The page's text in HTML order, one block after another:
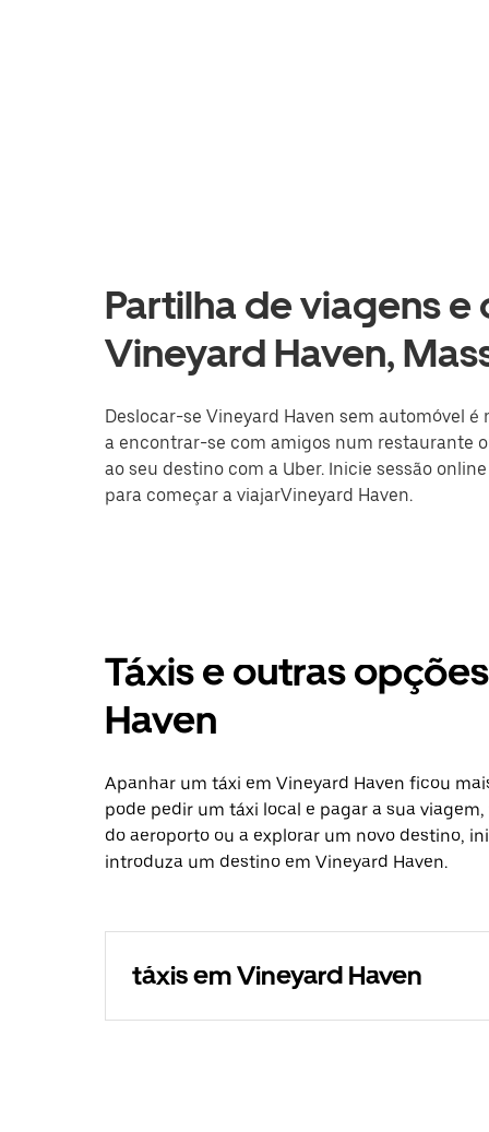
Partilha de viagens
Vineyard Haven,
Deslocar-se Vineyard Haven sem automóvel
a encontrar-se com amigos num restaurante
ao seu destino com a Uber. Inicie sessão
para começar a viajarVineyard Haven.
Táxis e outras
Haven
Apanhar um táxi em Vineyard Haven ficou
pode pedir um táxi local e pagar a sua
do aeroporto ou a explorar um novo destino,
introduza um destino em Vineyard Haven.
táxis em Vineyard Haven